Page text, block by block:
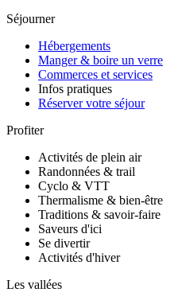
Séjourner
Hébergements
Manger & boire un verre
Commerces et services
Infos pratiques
Réserver votre séjour
Profiter
Activités de plein air
Randonnées & trail
Cyclo & VTT
Thermalisme & bien-être
Traditions & savoir-faire
Saveurs d'ici
Se divertir
Activités d'hiver
Les vallées